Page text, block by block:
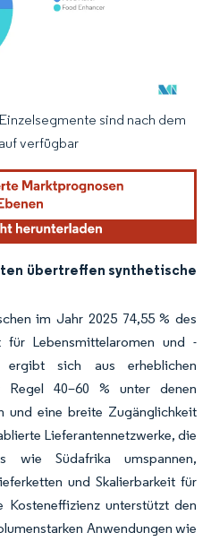
erfordert Namensnennung
sind nach dem
verfügbar
übertreffen synthetische
im Jahr 2025 74,55 % des
für Lebensmittelaromen und -
ergibt sich aus erheblichen
40–60 % unter denen
und eine breite Zugänglichkeit
Lieferantennetzwerke, die
wie Südafrika umspannen,
und Skalierbarkeit für
unterstützt den
Anwendungen wie